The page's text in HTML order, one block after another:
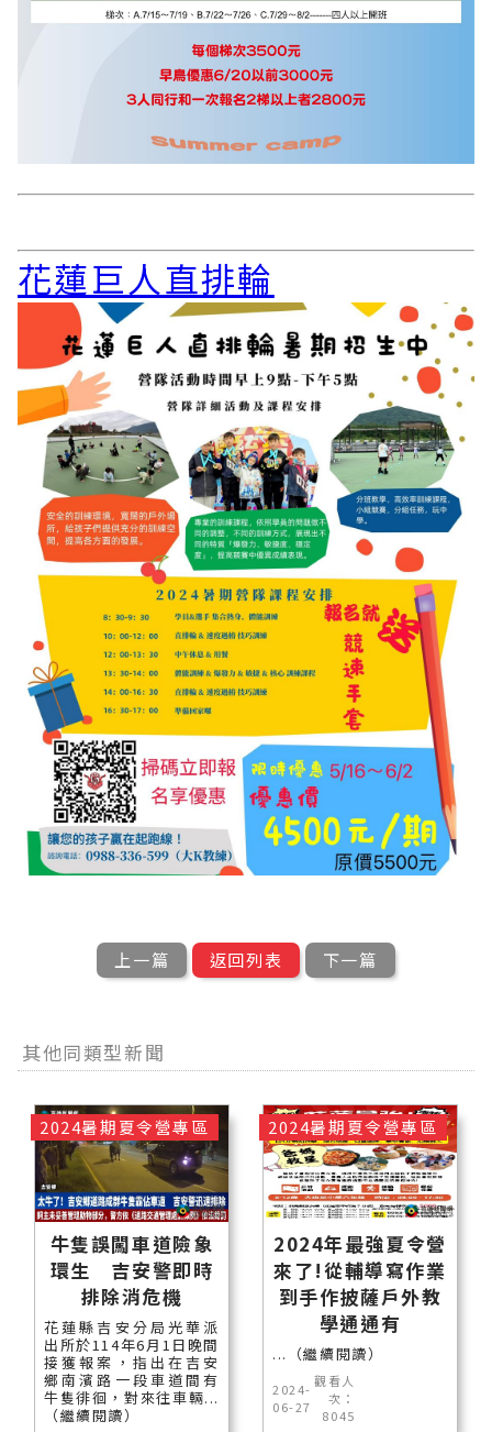
花蓮巨人直排輪
上一篇 返回列表 下一篇
其他同類型新聞
牛隻誤闖車道險象
環生 吉安警即時
排除消危機
花蓮縣吉安分局光華派
出所於114年6月1日晚間
接獲報案，指出在吉安
鄉南濱路一段車道間有
牛隻徘徊，對來往車輛...
（繼續閱讀）
2024暑期夏令營專區
2024年最強夏令營
來了!從輔導寫作業
到手作披薩戶外教
學通通有
...（繼續閱讀）
2024-
06-27
觀看人
次：
8045
2024暑期夏令營專區